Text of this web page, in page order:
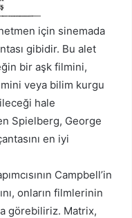
için sinemada
gibidir. Bu alet
bir aşk filmini,
veya bilim kurgu
hale
Spielberg, George
en iyi
Campbell’in
onların filmlerinin
görebiliriz. Matrix,